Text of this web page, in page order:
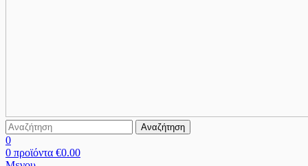
Αναζήτηση
0
0 προϊόντα €0.00